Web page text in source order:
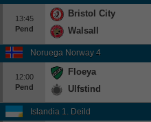
13:45
Pend
Bristol City
Walsall
Noruega Norway 4
12:00
Pend
Floeya
Ulfstind
Islandia 1. Deild
Casas de Apuestas